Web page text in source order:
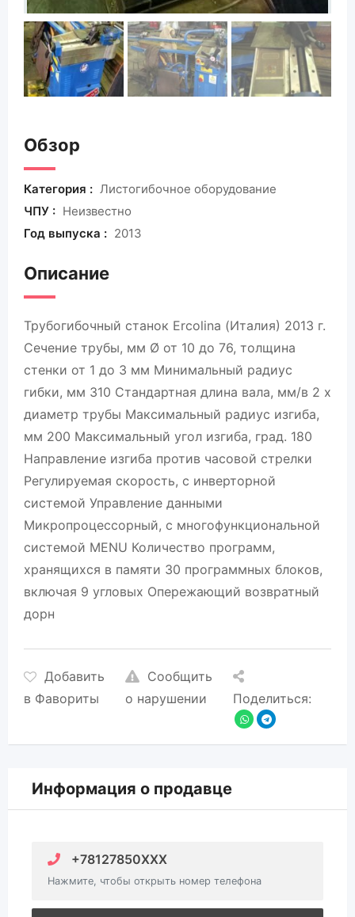
Обзор
Категория : Листогибочное оборудование
ЧПУ : Неизвестно
Год выпуска : 2013
Описание
Трубогибочный станок Ercolina (Италия) 2013 г.
Сечение трубы, мм Ø от 10 до 76, толщина
стенки от 1 до 3 мм Минимальный радиус
гибки, мм 310 Стандартная длина вала, мм/в 2 х
диаметр трубы Максимальный радиус изгиба,
мм 200 Максимальный угол изгиба, град. 180
Направление изгиба против часовой стрелки
Регулируемая скорость, с инверторной
системой Управление данными
Микропроцессорный, с многофункциональной
системой MENU Количество программ,
хранящихся в памяти 30 программных блоков,
включая 9 угловых Опережающий возвратный
дорн
Добавить
в Фавориты
Сообщить
о нарушении
Поделиться:
Информация о продавце
+78127850XXX
Нажмите, чтобы открыть номер телефона